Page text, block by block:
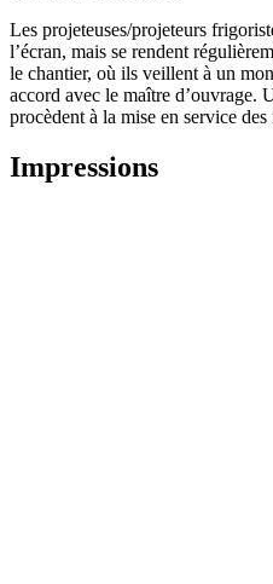
Les projeteuses/projeteurs
l’écran, mais se rendent
le chantier, où ils veillent à un
accord avec le maître d’ouvrage.
procèdent à la mise en service
Impressions